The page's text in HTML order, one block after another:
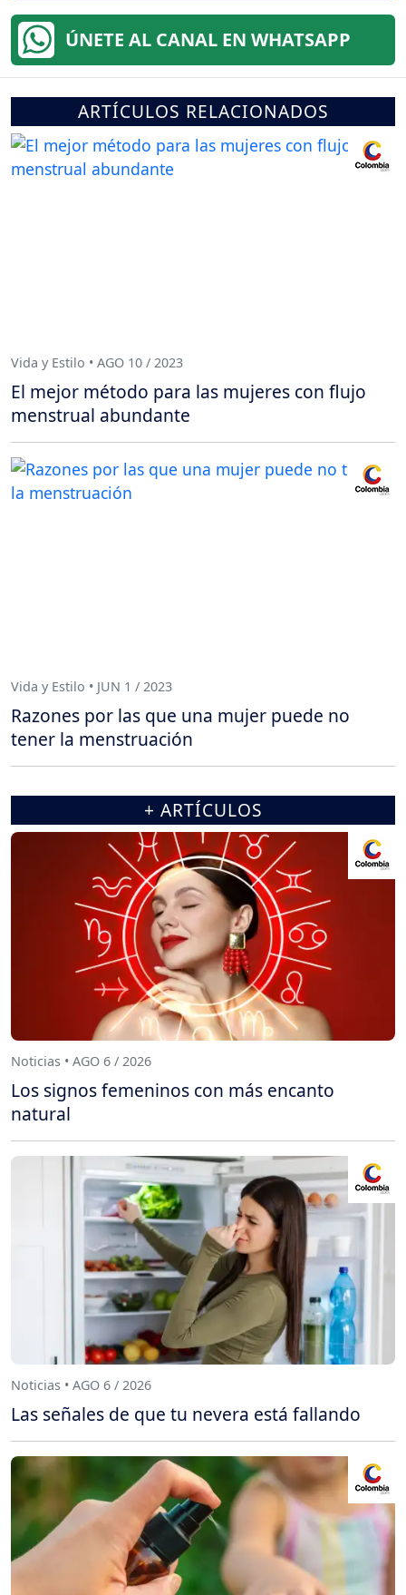
ÚNETE AL CANAL EN WHATSAPP
ARTÍCULOS RELACIONADOS
Vida y Estilo • AGO 10 / 2023
El mejor método para las mujeres con flujo
menstrual abundante
Vida y Estilo • JUN 1 / 2023
Razones por las que una mujer puede no
tener la menstruación
+ ARTÍCULOS
Noticias • AGO 6 / 2026
Los signos femeninos con más encanto
natural
Noticias • AGO 6 / 2026
Las señales de que tu nevera está fallando